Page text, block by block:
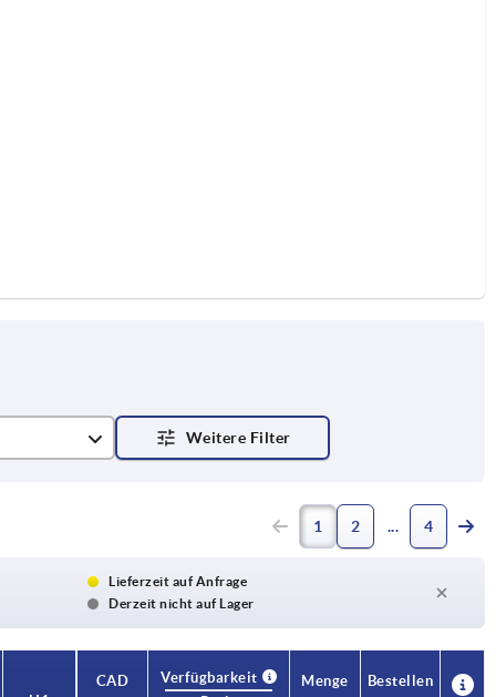
1 2 4
Lieferzeit auf Anfrage
Derzeit nicht auf Lager
CAD
Verfügbarkeit
Menge Bestellen